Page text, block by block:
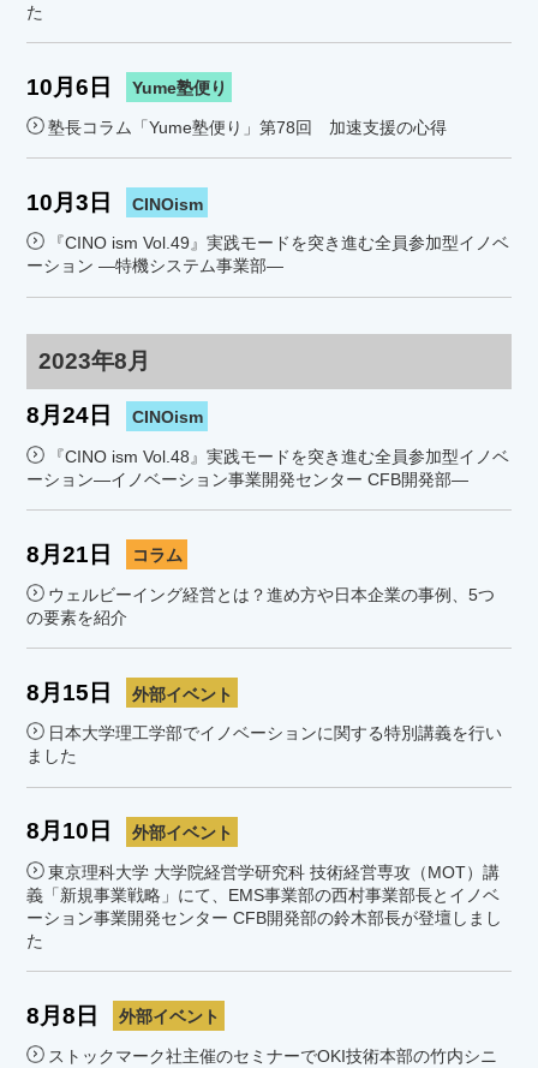
た
10月6日 Yume塾便り
塾長コラム「Yume塾便り」第78回 加速支援の心得
10月3日 CINOism
『CINO ism Vol.49』実践モードを突き進む全員参加型イノベ
ーション ―特機システム事業部―
2023年8月
8月24日 CINOism
『CINO ism Vol.48』実践モードを突き進む全員参加型イノベ
ーション―イノベーション事業開発センター CFB開発部―
8月21日 コラム
ウェルビーイング経営とは？進め方や日本企業の事例、5つ
の要素を紹介
8月15日 外部イベント
日本大学理工学部でイノベーションに関する特別講義を行い
ました
8月10日 外部イベント
東京理科大学 大学院経営学研究科 技術経営専攻（MOT）講
義「新規事業戦略」にて、EMS事業部の西村事業部長とイノベ
ーション事業開発センター CFB開発部の鈴木部長が登壇しまし
た
8月8日 外部イベント
ストックマーク社主催のセミナーでOKI技術本部の竹内シニ